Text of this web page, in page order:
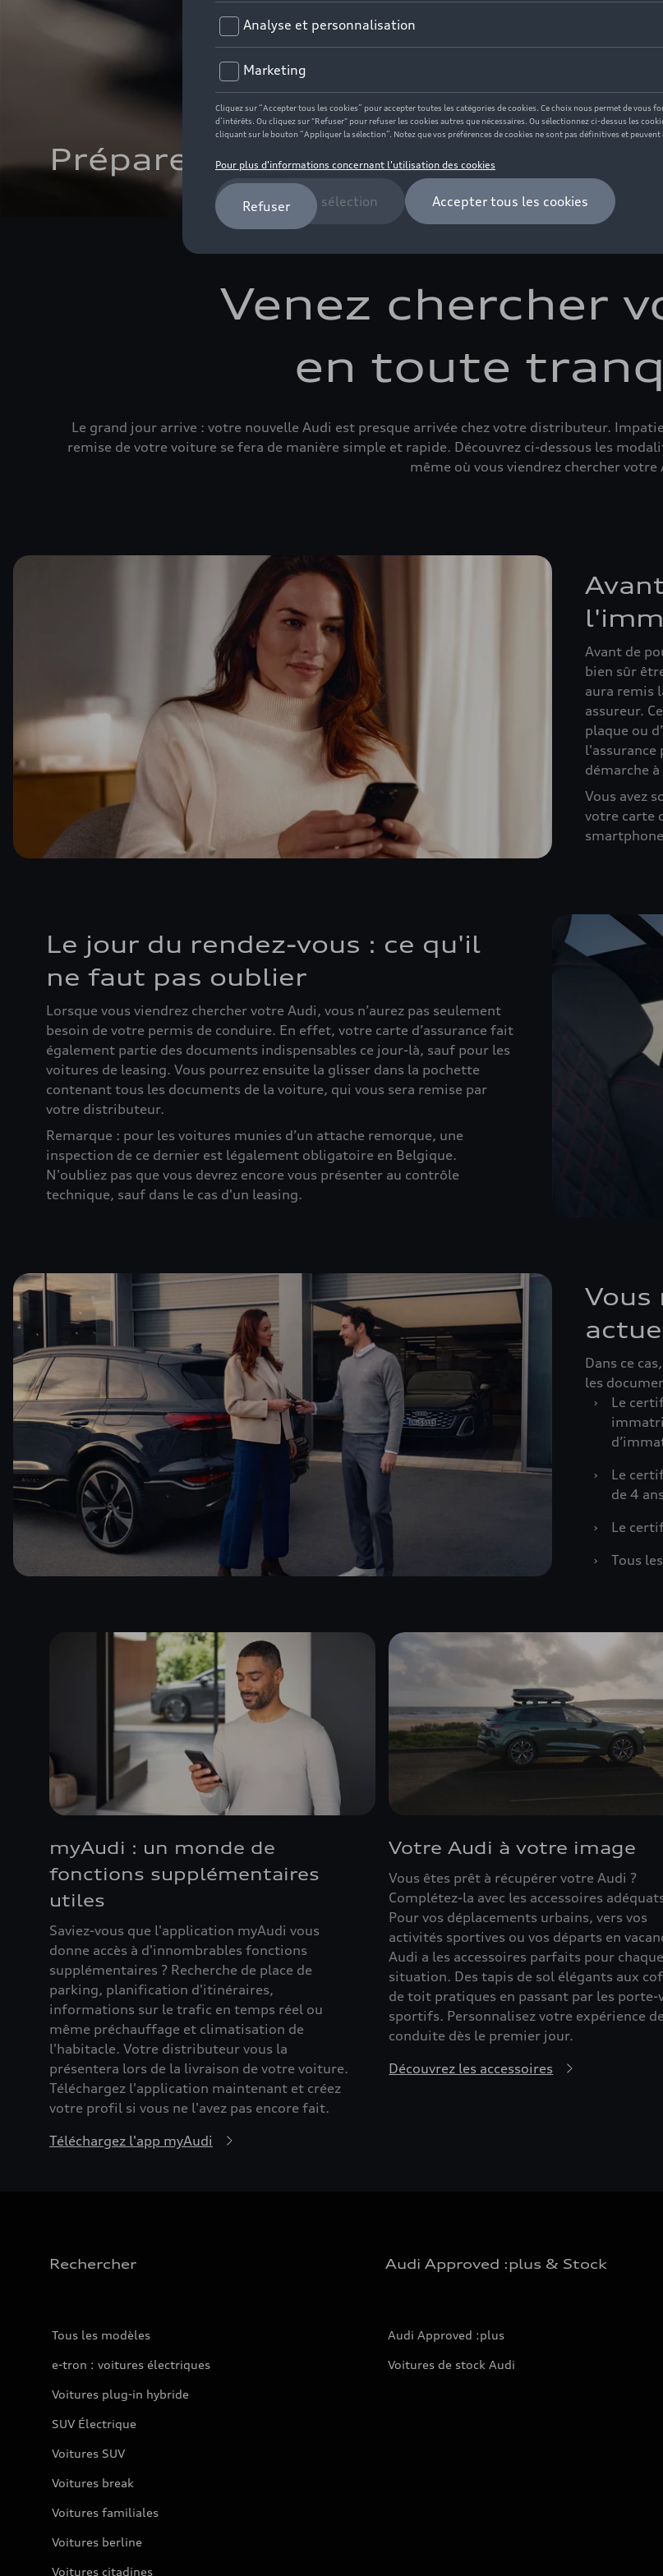
Préparez-vous à l'arrivée de votre
Venez chercher
en toute
Le grand jour arrive : votre nouvelle Audi est presque arrivée chez votre distributeur.
remise de votre voiture se fera de manière simple et rapide. Découvrez ci-dessous les
même où vous viendrez chercher votre
Avant de
bien sûr
aura remis
assureur.
plaque ou
l'assurance
démarche
Vous avez
votre carte
Le jour du rendez-vous : ce qu'il
ne faut pas oublier
Lorsque vous viendrez chercher votre Audi, vous n’aurez pas seulement
besoin de votre permis de conduire. En effet, votre carte d’assurance fait
également partie des documents indispensables ce jour-là, sauf pour les
voitures de leasing. Vous pourrez ensuite la glisser dans la pochette
contenant tous les documents de la voiture, qui vous sera remise par
votre distributeur.
Remarque : pour les voitures munies d’un attache remorque, une
inspection de ce dernier est légalement obligatoire en Belgique.
N'oubliez pas que vous devrez encore vous présenter au contrôle
technique, sauf dans le cas d'un leasing.
Vous
Dans ce
les
›
Le
›
Le
de 4
›
Le
›
Tous
myAudi : un monde de
fonctions supplémentaires
utiles
Saviez-vous que l'application myAudi vous
donne accès à d'innombrables fonctions
supplémentaires ? Recherche de place de
parking, planification d'itinéraires,
informations sur le trafic en temps réel ou
même préchauffage et climatisation de
l'habitacle. Votre distributeur vous la
présentera lors de la livraison de votre voiture.
Téléchargez l'application maintenant et créez
votre profil si vous ne l'avez pas encore fait.
Téléchargez l'app myAudi
Votre Audi à votre image
Vous êtes prêt à récupérer votre Audi ?
Complétez-la avec les accessoires
Pour vos déplacements urbains, vers vos
activités sportives ou vos départs en
Audi a les accessoires parfaits pour chaque
situation. Des tapis de sol élégants aux
de toit pratiques en passant par les porte-
sportifs. Personnalisez votre expérience
conduite dès le premier jour.
Découvrez les accessoires
Rechercher
Tous les modèles
e-tron : voitures électriques
Voitures plug-in hybride
SUV Électrique
Voitures SUV
Voitures break
Voitures familiales
Voitures berline
Voitures citadines
Audi Approved :plus & Stock
Audi Approved :plus
Voitures de stock Audi